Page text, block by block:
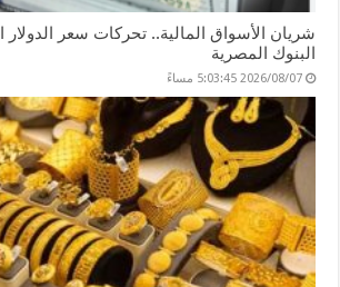
شريان الأسواق المالية.. تحركات سعر الدولار
البنوك المصرية
2026/08/07 5:03:45 مساءً